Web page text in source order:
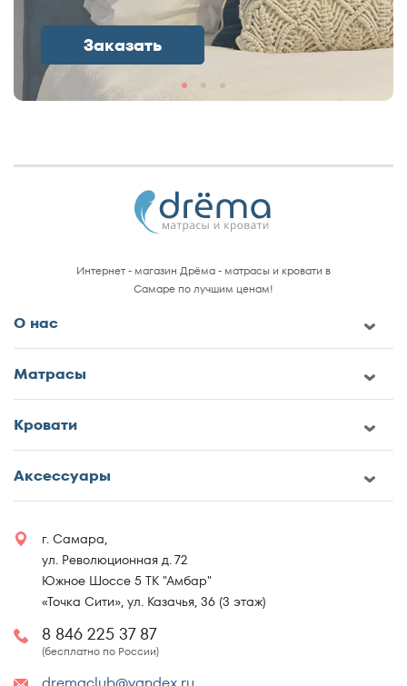
Заказать
Интернет - магазин Дрёма - матрасы и кровати в
Самаре по лучшим ценам!
О нас
Матрасы
Кровати
Аксессуары
г. Самара,
ул. Революционная д. 72
Южное Шоссе 5 ТК "Амбар"
«Точка Сити», ул. Казачья, 36 (3 этаж)
8 846 225 37 87
(бесплатно по России)